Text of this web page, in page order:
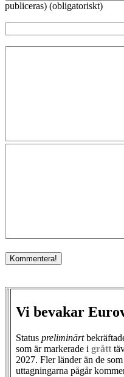
publiceras) (obligatoriskt)
Vi bevakar
Status preliminärt
som är markerade i grått
2027. Fler länder än de
uttagningarna pågår